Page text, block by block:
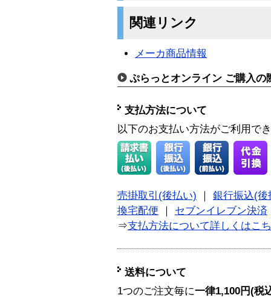
関連リンク
メーカ商品情報
ぷらっとオンライン ご購入の
支払方法について
以下のお支払い方法がご利用で
売掛取引(後払い)
銀行振込(後
換宅配便
セブンイレブン決済
⇒支払方法について詳しくはこ
送料について
1つのご注文毎に一律1,100円(税